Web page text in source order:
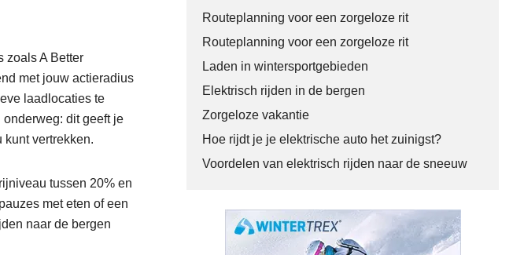
Routeplanning voor een zorgeloze rit
Routeplanning voor een zorgeloze rit
Laden in wintersportgebieden
Elektrisch rijden in de bergen
Zorgeloze vakantie
Hoe rijdt je je elektrische auto het zuinigst?
Voordelen van elektrisch rijden naar de sneeuw
zoals A Better
met jouw actieradius
laadlocaties te
dit geeft je
kunt vertrekken.
tussen 20% en
met eten of een
naar de bergen